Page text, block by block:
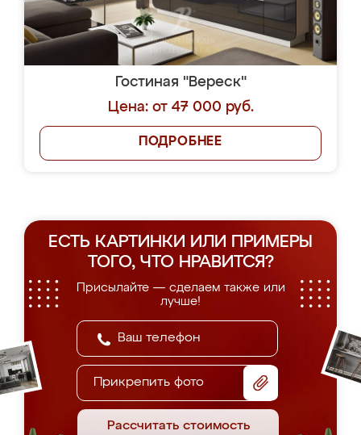
Гостиная "Вереск"
Цена: от 47 000 руб.
ПОДРОБНЕЕ
ЕСТЬ КАРТИНКИ ИЛИ ПРИМЕРЫ
ТОГО, ЧТО НРАВИТСЯ?
Присылайте — сделаем также или
лучше!
Прикрепить фото
Рассчитать стоимость